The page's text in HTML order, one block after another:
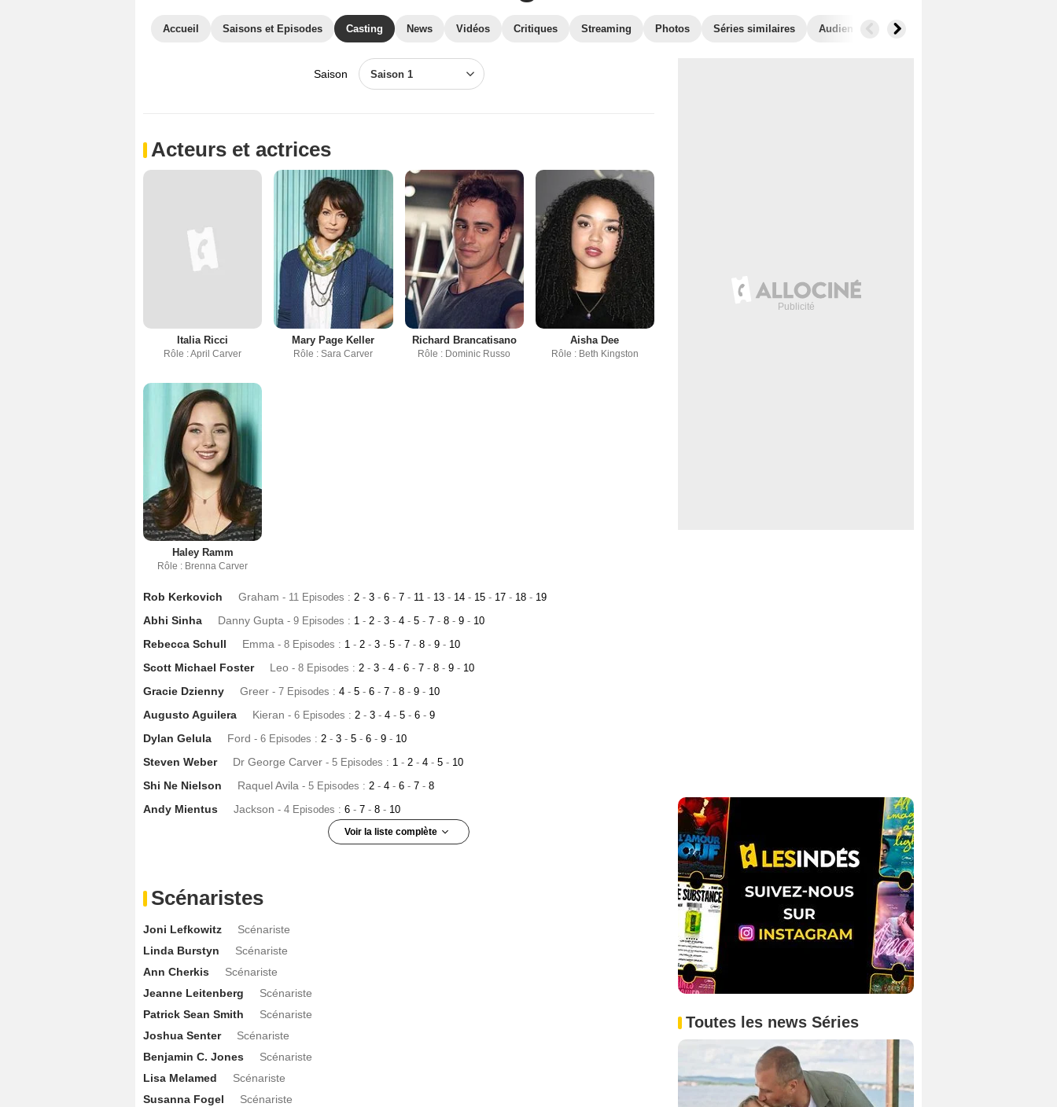
Accueil Saisons et Episodes Casting News Vidéos Critiques Streaming Photos Séries similaires Audiences
Saison Saison 1
Acteurs et actrices
Italia Ricci
Rôle : April Carver
Mary Page Keller
Rôle : Sara Carver
Richard Brancatisano
Rôle : Dominic Russo
Aisha Dee
Rôle : Beth Kingston
Haley Ramm
Rôle : Brenna Carver
Rob Kerkovich Graham - 11 Episodes : 2 - 3 - 6 - 7 - 11 - 13 - 14 - 15 - 17 - 18 - 19
Abhi Sinha Danny Gupta - 9 Episodes : 1 - 2 - 3 - 4 - 5 - 7 - 8 - 9 - 10
Rebecca Schull Emma - 8 Episodes : 1 - 2 - 3 - 5 - 7 - 8 - 9 - 10
Scott Michael Foster Leo - 8 Episodes : 2 - 3 - 4 - 6 - 7 - 8 - 9 - 10
Gracie Dzienny Greer - 7 Episodes : 4 - 5 - 6 - 7 - 8 - 9 - 10
Augusto Aguilera Kieran - 6 Episodes : 2 - 3 - 4 - 5 - 6 - 9
Dylan Gelula Ford - 6 Episodes : 2 - 3 - 5 - 6 - 9 - 10
Steven Weber Dr George Carver - 5 Episodes : 1 - 2 - 4 - 5 - 10
Shi Ne Nielson Raquel Avila - 5 Episodes : 2 - 4 - 6 - 7 - 8
Andy Mientus Jackson - 4 Episodes : 6 - 7 - 8 - 10
Voir la liste complète
Jessica Meraz Natalie
Vondie Curtis-Hall Lawrence
Todd Waring Bruce Hendrie
Charles Van Eman Ben
Meg
Kelsey Crane Mallory - 2 Episodes :
Miles Gaston Villanueva Richie Miranda
Scénaristes
Joni Lefkowitz
Scénariste
Linda Burstyn
Scénariste
Ann Cherkis
Scénariste
Jeanne Leitenberg
Scénariste
Patrick Sean Smith
Scénariste
Joshua Senter
Scénariste
Benjamin C. Jones
Scénariste
Lisa Melamed
Scénariste
Susanna Fogel
Scénariste
Toutes les news Séries